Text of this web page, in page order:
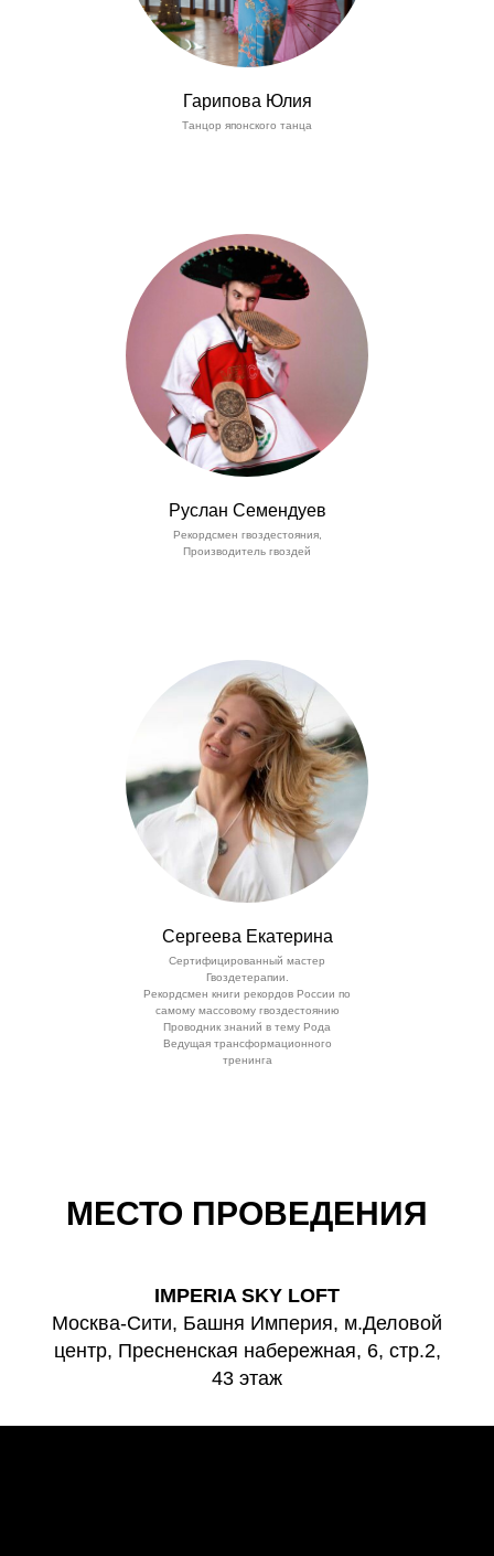
Гарипова Юлия
Танцор японского танца
Руслан Семендуев
Рекордсмен гвоздестояния,
Производитель гвоздей
Сергеева Екатерина
Сертифицированный мастер
Гвоздетерапии.
Рекордсмен книги рекордов России по
самому массовому гвоздестоянию
Проводник знаний в тему Рода
Ведущая трансформационного
тренинга
МЕСТО ПРОВЕДЕНИЯ
IMPERIA SKY LOFT
Москва-Сити, Башня Империя, м.Деловой
центр, Пресненская набережная, 6, стр.2,
43 этаж